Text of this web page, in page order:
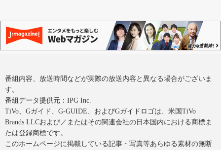
番組内容、放送時間などが実際の放送内容と異なる場合がございま
す。
番組データ提供元：IPG Inc.
TiVo、Gガイド、G-GUIDE、およびGガイドロゴは、米国TiVo
Brands LLCおよび／またはその関連会社の日本国内における商標ま
たは登録商標です。
このホームページに掲載している記事・写真等あらゆる素材の無断